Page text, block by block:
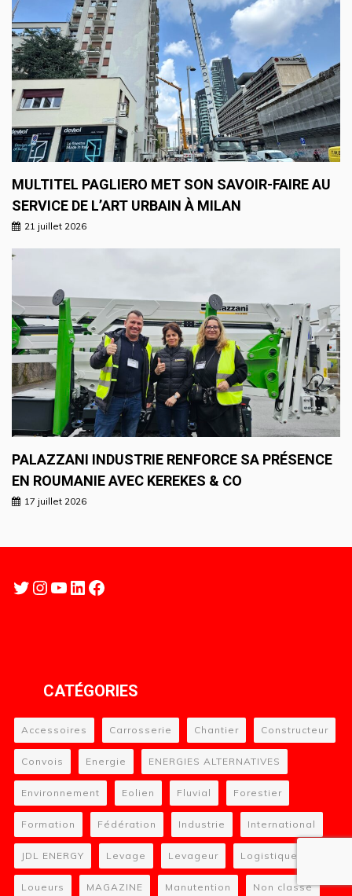
MULTITEL PAGLIERO MET SON SAVOIR-FAIRE AU
SERVICE DE L’ART URBAIN À MILAN
21 juillet 2026
PALAZZANI INDUSTRIE RENFORCE SA PRÉSENCE
EN ROUMANIE AVEC KEREKES & CO
17 juillet 2026
Twitter
Instagram
YouTube
LinkedIn
Facebook
CATÉGORIES
Accessoires Carrosserie Chantier Constructeur
Convois Energie ENERGIES ALTERNATIVES
Environnement Eolien Fluvial Forestier
Formation Fédération Industrie International
JDL ENERGY Levage Levageur Logistique
Loueurs MAGAZINE Manutention Non classé